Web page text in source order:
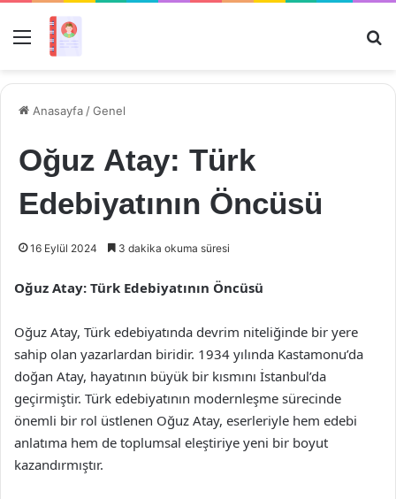
Menü
Anasayfa /Genel
Oğuz Atay: Türk
Edebiyatının Öncüsü
16 Eylül 2024 3 dakika okuma süresi
Oğuz Atay: Türk Edebiyatının Öncüsü
Oğuz Atay, Türk edebiyatında devrim niteliğinde bir yere
sahip olan yazarlardan biridir. 1934 yılında Kastamonu’da
doğan Atay, hayatının büyük bir kısmını İstanbul’da
geçirmiştir. Türk edebiyatının modernleşme sürecinde
önemli bir rol üstlenen Oğuz Atay, eserleriyle hem edebi
anlatıma hem de toplumsal eleştiriye yeni bir boyut
kazandırmıştır.